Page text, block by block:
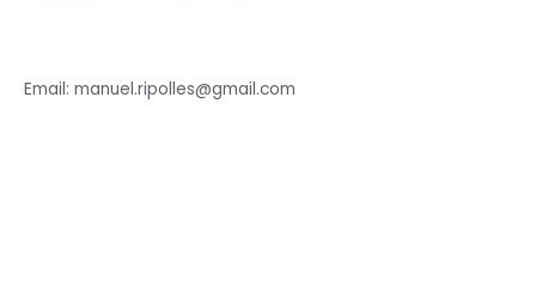
Email: manuel.ripolles@gmail.com